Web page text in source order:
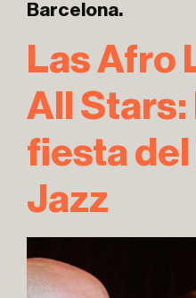
Barcelona.
Las Afro
All Stars:
fiesta
Jazz